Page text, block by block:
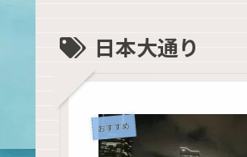
日本大通り
おすすめ